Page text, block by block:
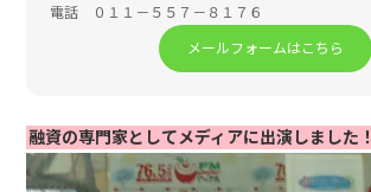
電話 ０１１－５５７－８１７６
メールフォームはこちら
融資の専門家としてメディアに出演しました！